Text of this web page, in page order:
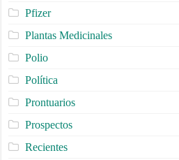
Pfizer
Plantas Medicinales
Polio
Política
Prontuarios
Prospectos
Recientes